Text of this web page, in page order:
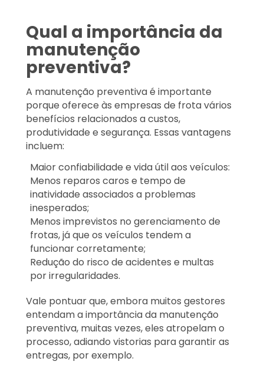
Qual a importância da
manutenção
preventiva?
A manutenção preventiva é importante
porque oferece às empresas de frota vários
benefícios relacionados a custos,
produtividade e segurança. Essas vantagens
incluem:
Maior confiabilidade e vida útil aos veículos:
Menos reparos caros e tempo de
inatividade associados a problemas
inesperados;
Menos imprevistos no gerenciamento de
frotas, já que os veículos tendem a
funcionar corretamente;
Redução do risco de acidentes e multas
por irregularidades.
Vale pontuar que, embora muitos gestores
entendam a importância da manutenção
preventiva, muitas vezes, eles atropelam o
processo, adiando vistorias para garantir as
entregas, por exemplo.